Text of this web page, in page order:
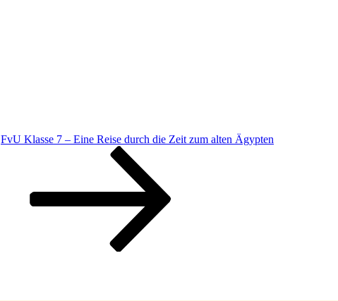
FvU Klasse 7 – Eine Reise durch die Zeit zum alten Ägypten